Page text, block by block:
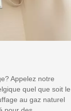
Appelez notre
quel que soit le
au gaz naturel